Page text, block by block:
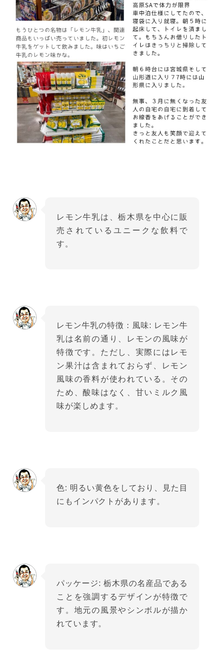
レモン牛乳は、栃木県を中心に販
売されているユニークな飲料で
す。
レモン牛乳の特徴：風味: レモン牛
乳は名前の通り、レモンの風味が
特徴です。ただし、実際にはレモ
ン果汁は含まれておらず、レモン
風味の香料が使われている。その
ため、酸味はなく、甘いミルク風
味が楽しめます。
色: 明るい黄色をしており、見た目
にもインパクトがあります。
パッケージ: 栃木県の名産品である
ことを強調するデザインが特徴で
す。地元の風景やシンボルが描か
れています。